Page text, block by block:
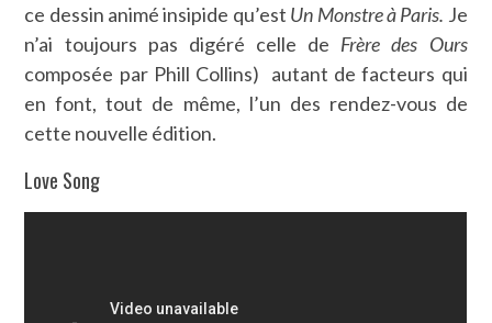
ce dessin animé insipide qu’est Un Monstre à Paris. Je
n’ai toujours pas digéré celle de Frère des Ours
composée par Phill Collins) autant de facteurs qui
en font, tout de même, l’un des rendez-vous de
cette nouvelle édition.
Love Song